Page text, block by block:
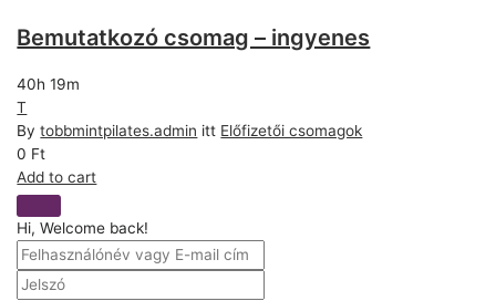
Bemutatkozó csomag – ingyenes
40h 19m
T
Bytobbmintpilates.admin itt Előfizetői csomagok
0 Ft
Add to cart
Hi, Welcome back!